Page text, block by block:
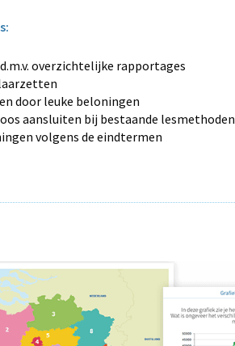
overzichtelijke rapportages
door leuke beloningen
aansluiten bij bestaande lesmethoden
volgens de eindtermen